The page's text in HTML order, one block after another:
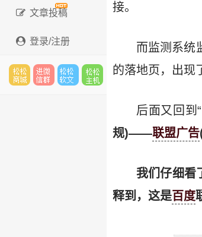
文章投稿
登录/注册
接。
而监测系统
的落地页，出现
后面又回到
规)——联盟广告
我们仔细看
释到，这是百度